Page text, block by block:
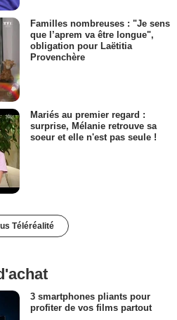
Familles nombreuses : "Je sens
que l’aprem va être longue",
obligation pour Laëtitia
Provenchère
Mariés au premier regard :
surprise, Mélanie retrouve sa
soeur et elle n'est pas seule !
Téléréalité
3 smartphones pliants pour
profiter de vos films partout